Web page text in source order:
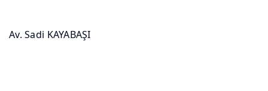
Av. Sadi KAYABAŞI